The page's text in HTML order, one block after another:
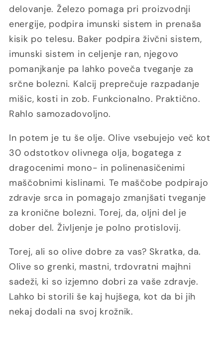
delovanje. Železo pomaga pri proizvodnji
energije, podpira imunski sistem in prenaša
kisik po telesu. Baker podpira živčni sistem,
imunski sistem in celjenje ran, njegovo
pomanjkanje pa lahko poveča tveganje za
srčne bolezni. Kalcij preprečuje razpadanje
mišic, kosti in zob. Funkcionalno. Praktično.
Rahlo samozadovoljno.
In potem je tu še olje. Olive vsebujejo več kot
30 odstotkov olivnega olja, bogatega z
dragocenimi mono- in polinenasičenimi
maščobnimi kislinami. Te maščobe podpirajo
zdravje srca in pomagajo zmanjšati tveganje
za kronične bolezni. Torej, da, oljni del je
dober del. Življenje je polno protislovij.
Torej, ali so olive dobre za vas? Skratka, da.
Olive so grenki, mastni, trdovratni majhni
sadeži, ki so izjemno dobri za vaše zdravje.
Lahko bi storili še kaj hujšega, kot da bi jih
nekaj dodali na svoj krožnik.